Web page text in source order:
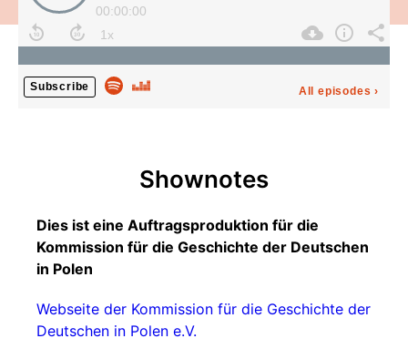
00:00:00
Subscribe All episodes ›
Shownotes
Dies ist eine Auftragsproduktion für die
Kommission für die Geschichte der Deutschen
in Polen
Webseite der Kommission für die Geschichte der
Deutschen in Polen e.V.